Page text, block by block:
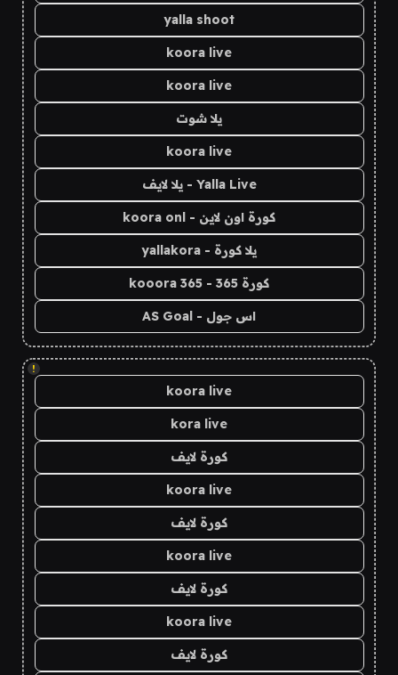
yalla shoot
koora live
koora live
يلا شوت
koora live
Yalla Live - يلا لايف
كورة اون لاين - koora onl
يلا كورة - yallakora
كورة 365 - kooora 365
اس جول - AS Goal
!
koora live
kora live
كورة لايف
koora live
كورة لايف
koora live
كورة لايف
koora live
كورة لايف